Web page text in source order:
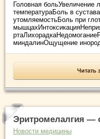
Головная
температураБоль в
утомляемостьБоль при
миндалинОщущение
Читать
Эритромелалгия —
Новости медицины